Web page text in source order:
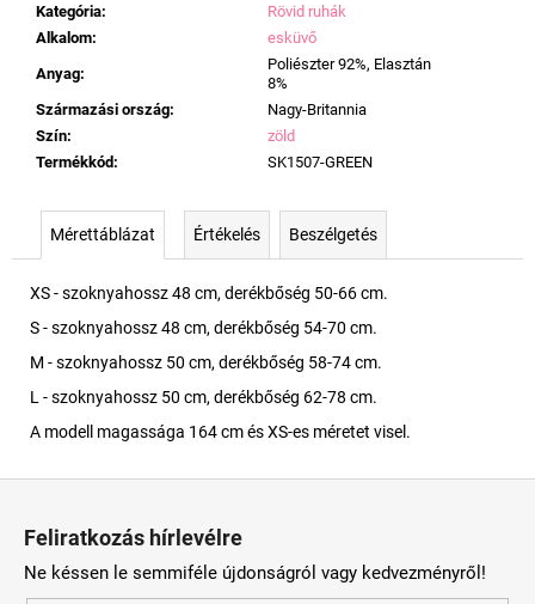
Kategória:
Rövid ruhák
Alkalom:
esküvő
Anyag:
Poliészter 92%, Elasztán
8%
Származási ország:
Nagy-Britannia
Szín:
zöld
Termékkód: SK1507-GREEN
Mérettáblázat Értékelés Beszélgetés
XS - szoknyahossz 48 cm, derékbőség 50-66 cm.
S - szoknyahossz 48 cm, derékbőség 54-70 cm.
M - szoknyahossz 50 cm, derékbőség 58-74 cm.
L - szoknyahossz 50 cm, derékbőség 62-78 cm.
A modell magassága 164 cm és XS-es méretet visel.
Feliratkozás hírlevélre
Ne késsen le semmiféle újdonságról vagy kedvezményről!